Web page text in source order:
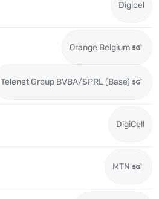
Digicel
Orange Belgium
Telenet Group BVBA/SPRL (Base)
DigiCell
MTN